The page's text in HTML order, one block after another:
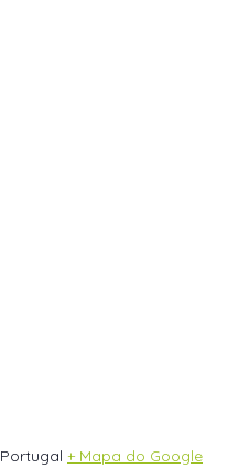
Portugal + Mapa do Google